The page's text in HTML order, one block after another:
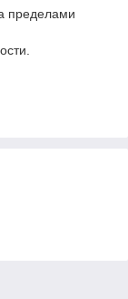
пределами